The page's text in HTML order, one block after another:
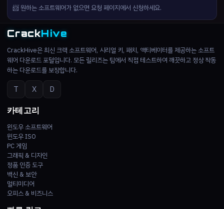
📨 원하는 소프트웨어가 없으면 요청 페이지에서 신청하세요.
CrackHive
CrackHive은 최신 크랙 소프트웨어, 시리얼 키, 패치, 액티베이터를 제공하는 소프트
웨어 다운로드 포털입니다. 모든 릴리즈는 팀에서 직접 테스트하여 깨끗하고 정상 작동
하는 다운로드를 보장합니다.
T X D
카테고리
윈도우 소프트웨어
윈도우 ISO
PC 게임
그래픽 & 디자인
정품 인증 도구
백신 & 보안
멀티미디어
오피스 & 비즈니스